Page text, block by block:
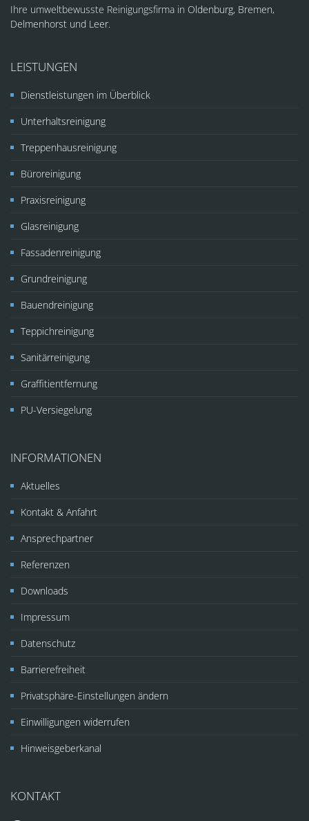
Ihre umweltbewusste Reinigungsfirma in Oldenburg, Bremen,
Delmenhorst und Leer.
LEISTUNGEN
Dienstleistungen im Überblick
Unterhaltsreinigung
Treppenhausreinigung
Büroreinigung
Praxisreinigung
Glasreinigung
Fassadenreinigung
Grundreinigung
Bauendreinigung
Teppichreinigung
Sanitärreinigung
Graffitientfernung
PU-Versiegelung
INFORMATIONEN
Aktuelles
Kontakt & Anfahrt
Ansprechpartner
Referenzen
Downloads
Impressum
Datenschutz
Barrierefreiheit
Privatsphäre-Einstellungen ändern
Einwilligungen widerrufen
Hinweisgeberkanal
KONTAKT